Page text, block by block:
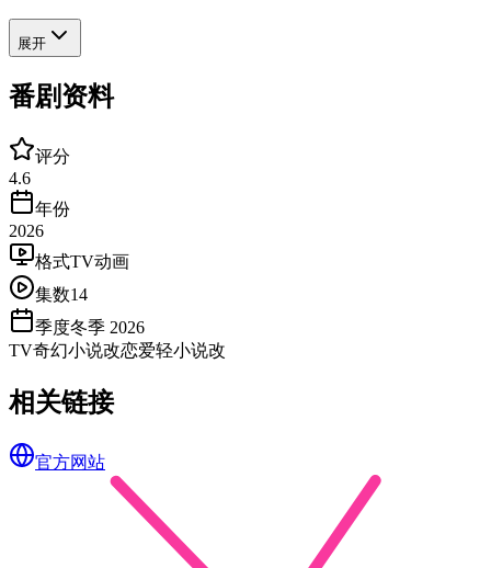
展开
番剧资料
评分
4.6
年份
2026
格式TV动画
集数14
季度冬季 2026
TV奇幻小说改恋爱轻小说改
相关链接
官方网站